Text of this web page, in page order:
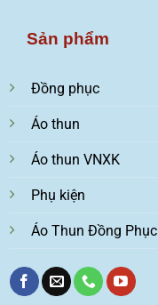
Sản phẩm
Đồng phục
Áo thun
Áo thun VNXK
Phụ kiện
Áo Thun Đồng Phục